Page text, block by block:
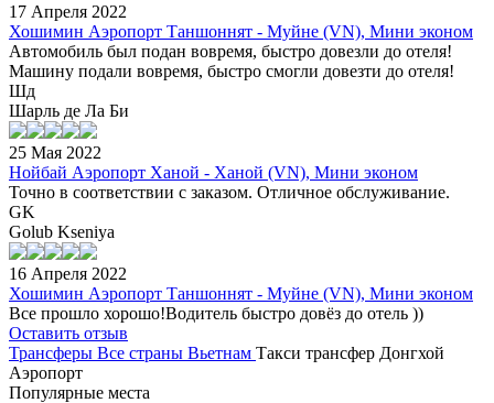
17 Апреля 2022
Хошимин Аэропорт Таншоннят - Муйне (VN), Мини эконом
Автомобиль был подан вовремя, быстро довезли до отеля!
Машину подали вовремя, быстро смогли довезти до отеля!
Шд
Шарль де Ла Би
25 Мая 2022
Нойбай Аэропорт Ханой - Ханой (VN), Мини эконом
Точно в соответствии с заказом. Отличное обслуживание.
GK
Golub Kseniya
16 Апреля 2022
Хошимин Аэропорт Таншоннят - Муйне (VN), Мини эконом
Все прошло хорошо!Водитель быстро довёз до отель ))
Оставить отзыв
Трансферы Все страны Вьетнам Такси трансфер Донгхой
Аэропорт
Популярные места